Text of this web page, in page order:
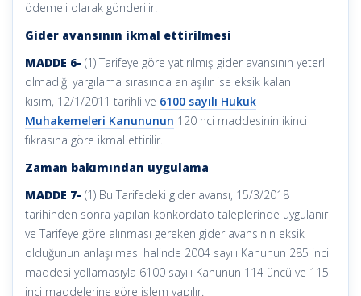
ödemeli olarak gönderilir.
Gider avansının ikmal ettirilmesi
MADDE 6- (1) Tarifeye göre yatırılmış gider avansının yeterli
olmadığı yargılama sırasında anlaşılır ise eksik kalan
kısım, 12/1/2011 tarihli ve 6100 sayılı Hukuk
Muhakemeleri Kanununun 120 nci maddesinin ikinci
fıkrasına göre ikmal ettirilir.
Zaman bakımından uygulama
MADDE 7- (1) Bu Tarifedeki gider avansı, 15/3/2018
tarihinden sonra yapılan konkordato taleplerinde uygulanır
ve Tarifeye göre alınması gereken gider avansının eksik
olduğunun anlaşılması halinde 2004 sayılı Kanunun 285 inci
maddesi yollamasıyla 6100 sayılı Kanunun 114 üncü ve 115
inci maddelerine göre işlem yapılır.